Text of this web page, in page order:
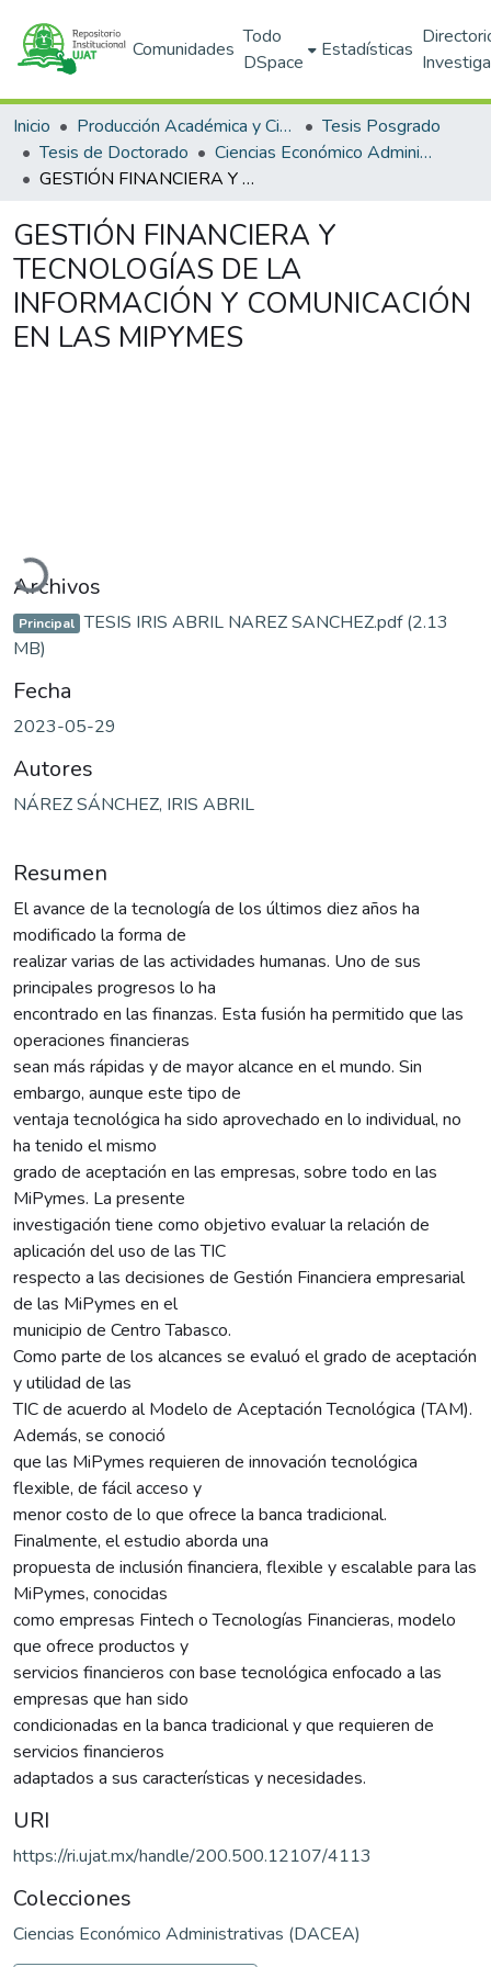
Comunidades
Todo
DSpace
Estadísticas
Inicio Producción Académica y Científica
Tesis Posgrado
Tesis de Doctorado
Ciencias Económico Administrativas (DACEA)
GESTIÓN FINANCIERA Y TECNOLOGÍAS DE LA INFORMACIÓN Y COMUNICACIÓN EN LAS MIPYMES
GESTIÓN FINANCIERA Y
TECNOLOGÍAS DE LA
INFORMACIÓN Y COMUNICACIÓN
EN LAS MIPYMES
Cargando...
Archivos
Principal TESIS IRIS ABRIL NAREZ SANCHEZ.pdf(2.13
MB)
Fecha
2023-05-29
Autores
NÁREZ SÁNCHEZ, IRIS ABRIL
Resumen
El avance de la tecnología de los últimos diez años ha
modificado la forma de
realizar varias de las actividades humanas. Uno de sus
principales progresos lo ha
encontrado en las finanzas. Esta fusión ha permitido que las
operaciones financieras
sean más rápidas y de mayor alcance en el mundo. Sin
embargo, aunque este tipo de
ventaja tecnológica ha sido aprovechado en lo individual, no
ha tenido el mismo
grado de aceptación en las empresas, sobre todo en las
MiPymes. La presente
investigación tiene como objetivo evaluar la relación de
aplicación del uso de las TIC
respecto a las decisiones de Gestión Financiera empresarial
de las MiPymes en el
municipio de Centro Tabasco.
Como parte de los alcances se evaluó el grado de aceptación
y utilidad de las
TIC de acuerdo al Modelo de Aceptación Tecnológica (TAM).
Además, se conoció
que las MiPymes requieren de innovación tecnológica
flexible, de fácil acceso y
menor costo de lo que ofrece la banca tradicional.
Finalmente, el estudio aborda una
propuesta de inclusión financiera, flexible y escalable para las
MiPymes, conocidas
como empresas Fintech o Tecnologías Financieras, modelo
que ofrece productos y
servicios financieros con base tecnológica enfocado a las
empresas que han sido
condicionadas en la banca tradicional y que requieren de
servicios financieros
adaptados a sus características y necesidades.
URI
https://ri.ujat.mx/handle/200.500.12107/4113
Colecciones
Ciencias Económico Administrativas (DACEA)